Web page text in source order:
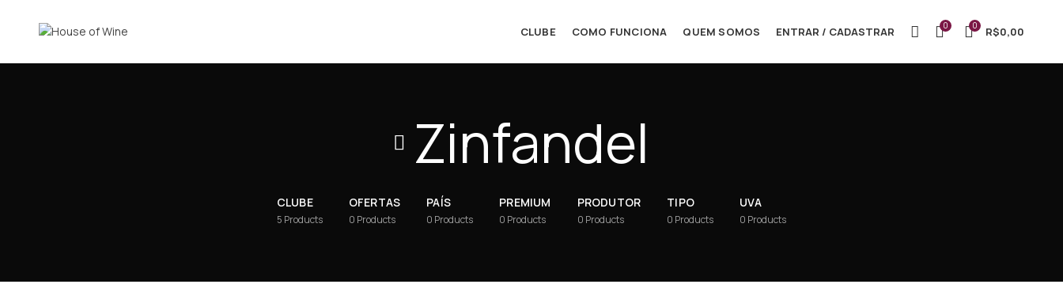
CLUBE COMO FUNCIONA QUEM SOMOS ENTRAR / CADASTRAR 0 0 R$0,00
Zinfandel
CLUBE
5 Products
OFERTAS
0 Products
PAÍS
0 Products
PREMIUM
0 Products
PRODUTOR
0 Products
TIPO
0 Products
UVA
0 Products